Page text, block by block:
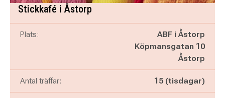
Stickkafé i Åstorp
Plats:
ABF i Åstorp
Köpmansgatan 10
Åstorp
Antal träffar: 15 (tisdagar)